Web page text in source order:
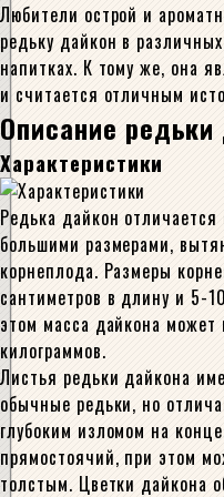
Любители острой и
редьку дайкон в
напитках. К тому же, она
и считается отличным
Описание редьки
Характеристики
Редька дайкон
большими размерами,
корнеплода. Размеры
сантиметров в длину и 5-
этом масса дайкона
килограммов.
Листья редьки дайкона
обычные редьки, но
глубоким изломом на
прямостоячий, при этом
толстым. Цветки дайкона